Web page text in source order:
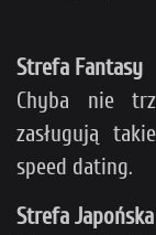
Strefa Fantasy
Chyba nie
zasługują
speed dating.
Strefa Japońska